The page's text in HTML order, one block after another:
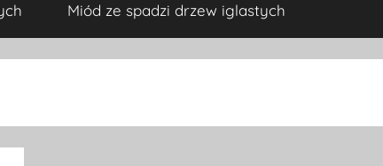
Miód ze spadzi drzew iglastych